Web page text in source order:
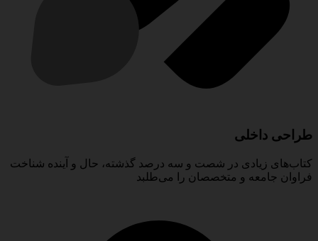
طراحی داخلی
کتاب‌های زیادی در شصت و سه درصد گذشته، حال و آینده شناخت
فراوان جامعه و متخصصان را می‌طلبد